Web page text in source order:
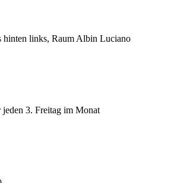
hinten links, Raum Albin Luciano
3. Freitag im Monat